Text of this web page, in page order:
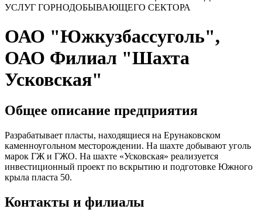
УСЛУГ ГОРНОДОБЫВАЮЩЕГО СЕКТОРА
ОАО "Южкузбассуголь",
ОАО Филиал "Шахта
Усковская"
Общее описание предприятия
Разрабатывает пласты, находящиеся на Ерунаковском
каменноугольном месторождении. На шахте добывают уголь
марок ГЖ и ГЖО. На шахте «Усковская» реализуется
инвестиционный проект по вскрытию и подготовке Южного
крыла пласта 50.
Контакты и филиалы